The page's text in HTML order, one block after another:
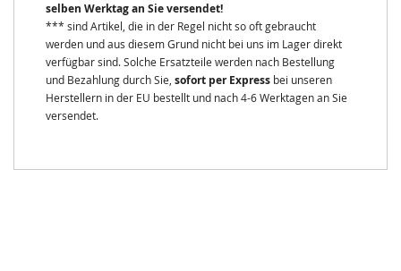
selben Werktag an Sie versendet!
*** sind Artikel, die in der Regel nicht so oft gebraucht
werden und aus diesem Grund nicht bei uns im Lager direkt
verfügbar sind. Solche Ersatzteile werden nach Bestellung
und Bezahlung durch Sie, sofort per Express bei unseren
Herstellern in der EU bestellt und nach 4-6 Werktagen an Sie
versendet.